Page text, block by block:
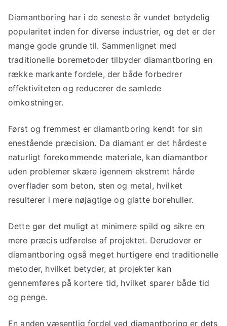
Diamantboring har i de seneste år vundet betydelig
popularitet inden for diverse industrier, og det er der
mange gode grunde til. Sammenlignet med
traditionelle boremetoder tilbyder diamantboring en
række markante fordele, der både forbedrer
effektiviteten og reducerer de samlede
omkostninger.
Først og fremmest er diamantboring kendt for sin
enestående præcision. Da diamant er det hårdeste
naturligt forekommende materiale, kan diamantbor
uden problemer skære igennem ekstremt hårde
overflader som beton, sten og metal, hvilket
resulterer i mere nøjagtige og glatte borehuller.
Dette gør det muligt at minimere spild og sikre en
mere præcis udførelse af projektet. Derudover er
diamantboring også meget hurtigere end traditionelle
metoder, hvilket betyder, at projekter kan
gennemføres på kortere tid, hvilket sparer både tid
og penge.
En anden væsentlig fordel ved diamantboring er dets